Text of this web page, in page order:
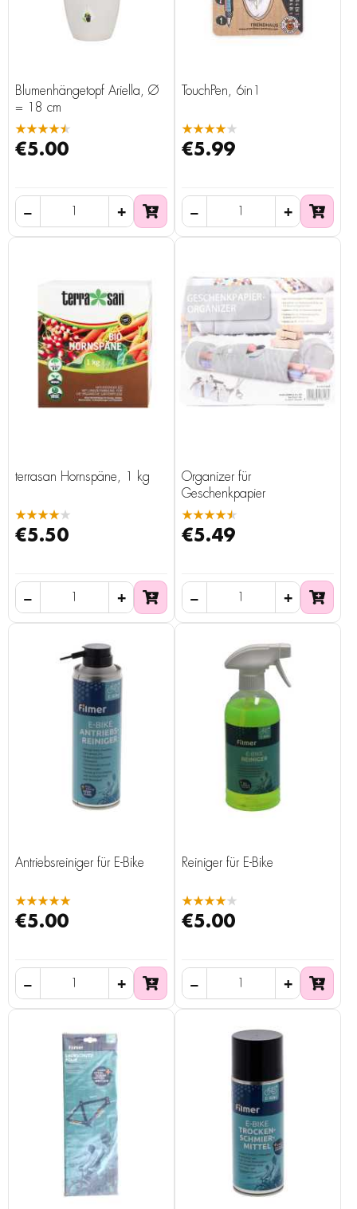
Blumenhängetopf Ariella, Ø
= 18 cm
★★★★★
€5.00
TouchPen, 6in1
★★★★★
€5.99
terrasan Hornspäne, 1 kg
★★★★★
€5.50
Organizer für
Geschenkpapier
★★★★★
€5.49
Antriebsreiniger für E-Bike
★★★★★
€5.00
Reiniger für E-Bike
★★★★★
€5.00